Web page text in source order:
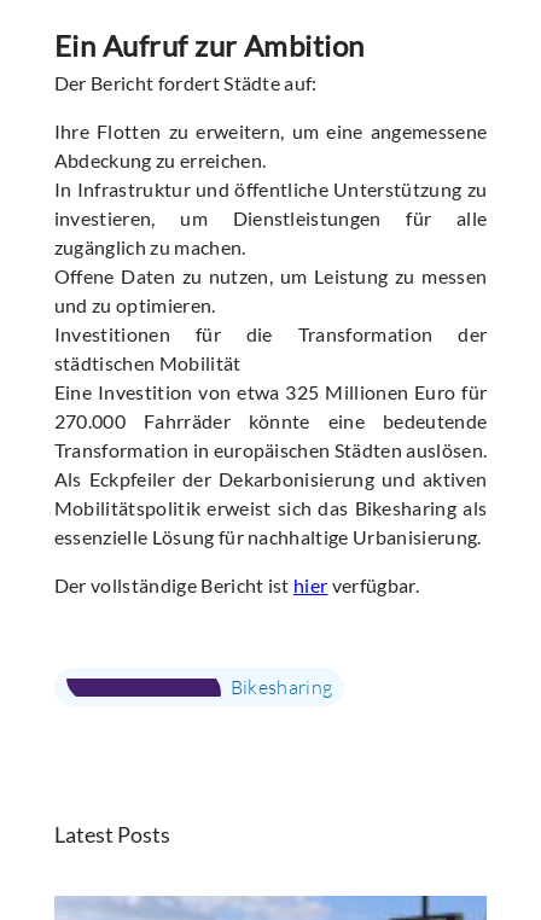
Ein Aufruf zur Ambition
Der Bericht fordert Städte auf:
Ihre Flotten zu erweitern, um eine angemessene
Abdeckung zu erreichen.
In Infrastruktur und öffentliche Unterstützung zu
investieren, um Dienstleistungen für alle
zugänglich zu machen.
Offene Daten zu nutzen, um Leistung zu messen
und zu optimieren.
Investitionen für die Transformation der
städtischen Mobilität
Eine Investition von etwa 325 Millionen Euro für
270.000 Fahrräder könnte eine bedeutende
Transformation in europäischen Städten auslösen.
Als Eckpfeiler der Dekarbonisierung und aktiven
Mobilitätspolitik erweist sich das Bikesharing als
essenzielle Lösung für nachhaltige Urbanisierung.
Der vollständige Bericht ist hier verfügbar.
Bikesharing
Latest Posts